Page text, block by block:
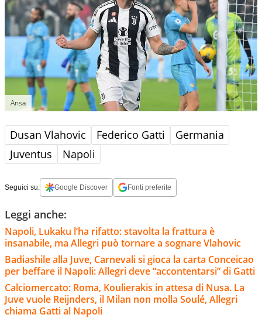
Ansa
Dusan Vlahovic Federico Gatti
Germania
Juventus
Napoli
Seguici su: Google Discover Fonti preferite
Leggi anche:
Napoli, Lukaku l’ha rifatto: stavolta la frattura è
insanabile, ma Allegri può tornare a sognare Vlahovic
Badiashile alla Juve, Carnevali si gioca la carta Conceicao
per beffare il Napoli: Allegri deve “accontentarsi” di Gatti
Calciomercato: Roma, Koulierakis in attesa di Nusa. La
Juve vuole Reijnders, il Milan non molla Soulé, Allegri
chiama Gatti al Napoli